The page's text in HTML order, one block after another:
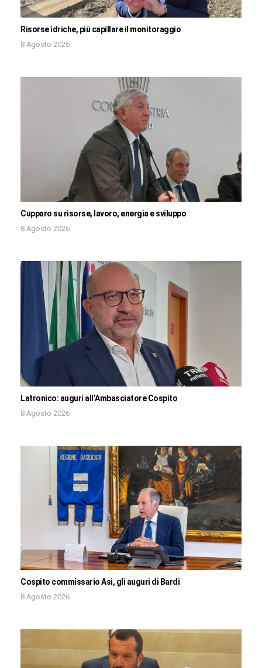
Risorse idriche, più capillare il monitoraggio
8 Agosto 2026
Cupparo su risorse, lavoro, energia e sviluppo
8 Agosto 2026
Latronico: auguri all’Ambasciatore Cospito
8 Agosto 2026
Cospito commissario Asi, gli auguri di Bardi
8 Agosto 2026